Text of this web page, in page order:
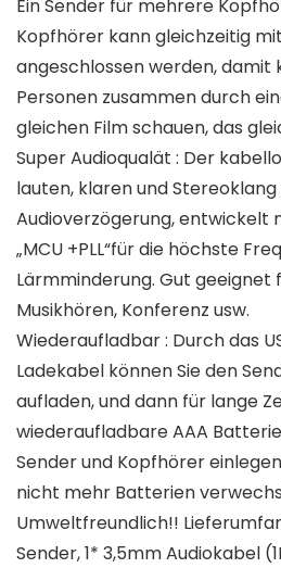
Ein Sender für mehrere
Kopfhörer kann gleichzeitig
angeschlossen werden, damit
Personen zusammen durch
gleichen Film schauen, das
Super Audioqualät : Der
lauten, klaren und
Audioverzögerung, entwickelt
„MCU +PLL“für die höchste
Lärmminderung. Gut geeignet
Musikhören, Konferenz usw.
Wiederaufladbar : Durch das
Ladekabel können Sie den
aufladen, und dann für lange
wiederaufladbare AAA
Sender und Kopfhörer
nicht mehr Batterien
Umweltfreundlich!!
Sender, 1* 3,5mm Audiokabel